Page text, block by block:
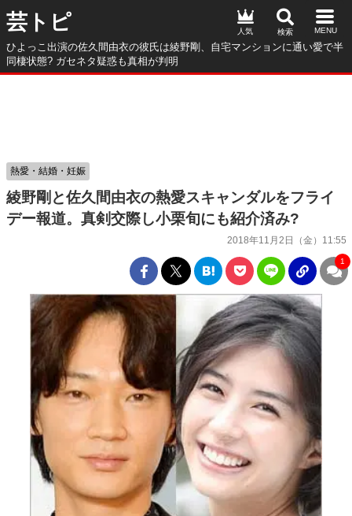
芸トピ
ひよっこ出演の佐久間由衣の彼氏は綾野剛、自宅マンションに通い愛で半
同棲状態? ガセネタ疑惑も真相が判明
人気
綾野剛と佐久間由衣の熱愛スキャンダルをフライ
デー報道。真剣交際し小栗旬にも紹介済み?
2018年11月2日（金）11:55
熱愛・結婚・妊娠
1